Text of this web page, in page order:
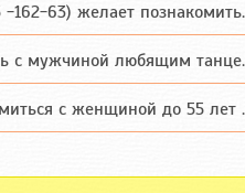
познакомиться с одиноким, добродушным, без вредных ...
любящим танцевать и петь на родном чувашском языке
до 55 лет чувашской или русской национальности дл...